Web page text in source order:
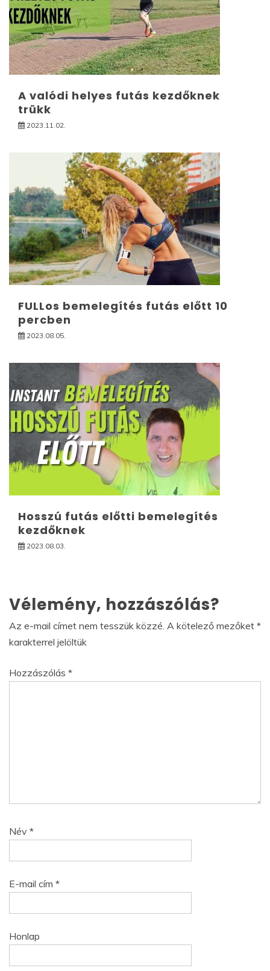
A valódi helyes futás kezdőknek
trükk
2023.11.02.
FULLos bemelegítés futás előtt 10
percben
2023.08.05.
Hosszú futás előtti bemelegítés
kezdőknek
2023.08.03.
Vélemény, hozzászólás?
Az e-mail címet nem tesszük közzé. A kötelező mezőket *
karakterrel jelöltük
Hozzászólás *
Név *
E-mail cím *
Honlap